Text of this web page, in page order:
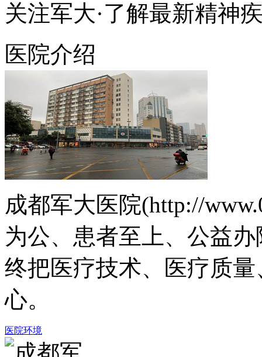
关注军大·了解最新精神
医院介绍
成都军大医院(http://
为公、患者至上、公益
终把医疗技术、医疗质
心。
医院环境